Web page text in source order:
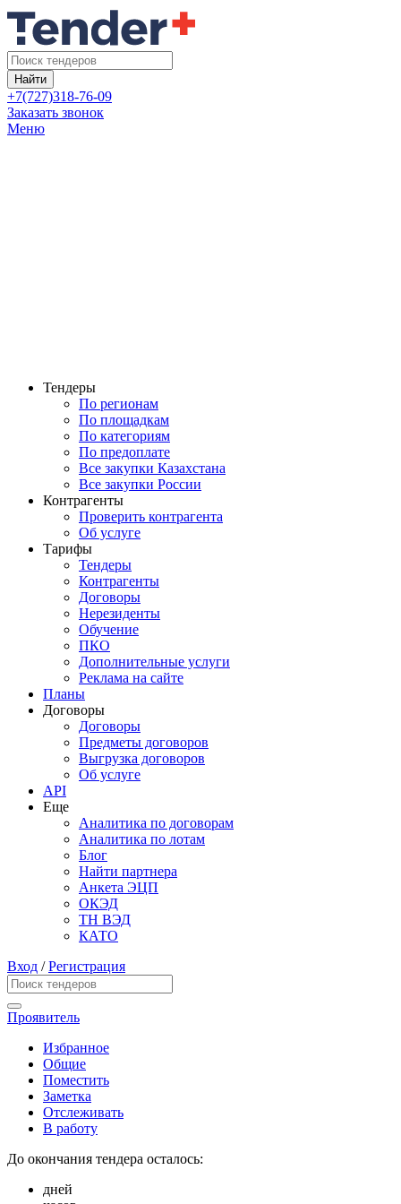
Найти
+7(727)318-76-09
Заказать звонок
Меню
Тендеры
По регионам
По площадкам
По категориям
По предоплате
Все закупки Казахстана
Все закупки России
Контрагенты
Проверить контрагента
Об услуге
Тарифы
Тендеры
Контрагенты
Договоры
Нерезиденты
Обучение
ПКО
Дополнительные услуги
Реклама на сайте
Планы
Договоры
Договоры
Предметы договоров
Выгрузка договоров
Об услуге
API
Еще
Аналитика по договорам
Аналитика по лотам
Блог
Найти партнера
Анкета ЭЦП
ОКЭД
ТН ВЭД
КАТО
Вход /Регистрация
Проявитель
Избранное
Общие
Поместить
Заметка
Отслеживать
В работу
До окончания тендера осталось:
дней